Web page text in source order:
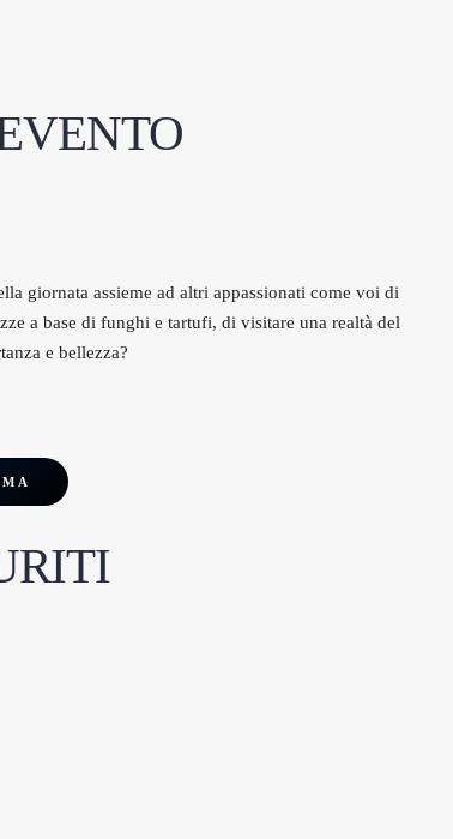
giornata assieme ad altri appassionati come voi di
a base di funghi e tartufi, di visitare una realtà del
e bellezza?